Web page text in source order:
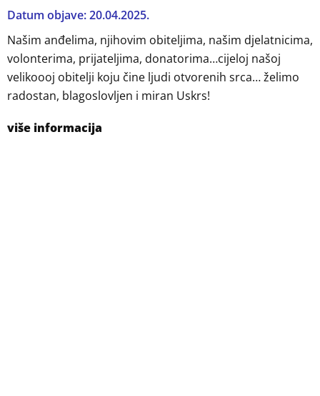
Datum objave: 20.04.2025.
Našim anđelima, njihovim obiteljima, našim djelatnicima,
volonterima, prijateljima, donatorima…cijeloj našoj
velikoooj obitelji koju čine ljudi otvorenih srca… želimo
radostan, blagoslovljen i miran Uskrs!
više informacija